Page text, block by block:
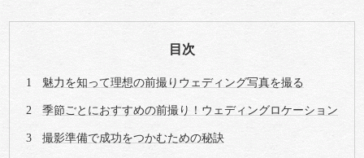
目次
魅力を知って理想の前撮りウェディング写真を撮る
季節ごとにおすすめの前撮り！ウェディングロケーション
撮影準備で成功をつかむための秘訣